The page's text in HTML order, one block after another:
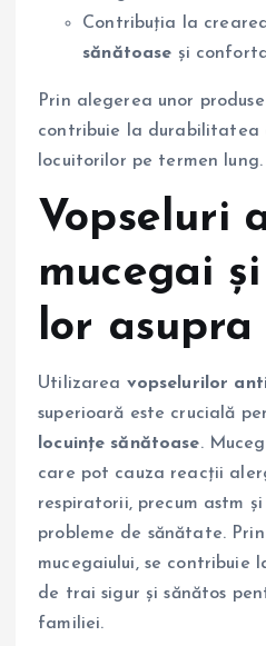
Contribuția la
sănătoase și
Prin alegerea unor
contribuie la durabilitatea
locuitorilor pe termen lung.
Vopseluri
mucegai
lor
Utilizarea vopselurilor
superioară este crucială
locuințe sănătoase.
care pot cauza reacții
respiratorii, precum astm
probleme de sănătate.
mucegaiului, se contribuie
de trai sigur și sănătos
familiei.